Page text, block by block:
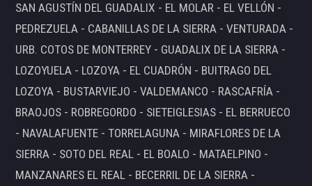
SAN AGUSTÍN DEL GUADALIX - EL MOLAR - EL VELLÓN -
PEDREZUELA - CABANILLAS DE LA SIERRA - VENTURADA -
URB. COTOS DE MONTERREY - GUADALIX DE LA SIERRA -
LOZOYUELA - LOZOYA - EL CUADRÓN - BUITRAGO DEL
LOZOYA - BUSTARVIEJO - VALDEMANCO - RASCAFRÍA -
BRAOJOS - ROBREGORDO - SIETEIGLESIAS - EL BERRUECO
- NAVALAFUENTE - TORRELAGUNA - MIRAFLORES DE LA
SIERRA - SOTO DEL REAL - EL BOALO - MATAELPINO -
MANZANARES EL REAL - BECERRIL DE LA SIERRA -